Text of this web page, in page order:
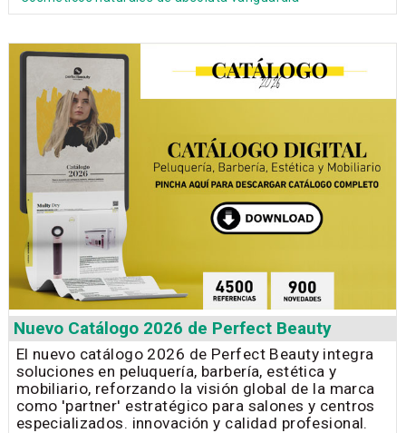
Nuevo Catálogo 2026 de Perfect Beauty
El nuevo catálogo 2026 de Perfect Beauty integra
soluciones en peluquería, barbería, estética y
mobiliario, reforzando la visión global de la marca
como 'partner' estratégico para salones y centros
especializados. innovación y calidad profesional.